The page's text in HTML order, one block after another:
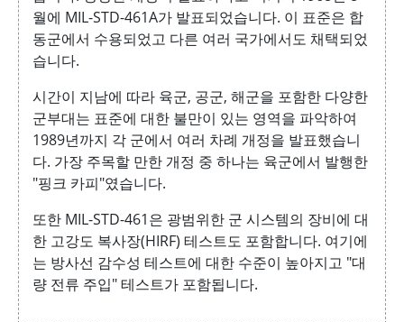
월에 MIL-STD-461A가 발표되었습니다. 이 표준은 합
동군에서 수용되었고 다른 여러 국가에서도 채택되었
습니다.
시간이 지남에 따라 육군, 공군, 해군을 포함한 다양한
군부대는 표준에 대한 불만이 있는 영역을 파악하여
1989년까지 각 군에서 여러 차례 개정을 발표했습니
다. 가장 주목할 만한 개정 중 하나는 육군에서 발행한
"핑크 카피"였습니다.
또한 MIL-STD-461은 광범위한 군 시스템의 장비에 대
한 고강도 복사장(HIRF) 테스트도 포함합니다. 여기에
는 방사선 감수성 테스트에 대한 수준이 높아지고 "대
량 전류 주입" 테스트가 포함됩니다.